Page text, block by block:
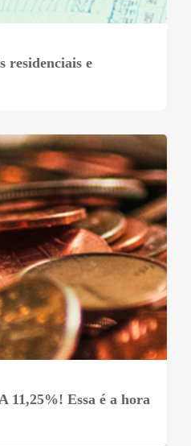
residenciais e
11,25%! Essa é a hora